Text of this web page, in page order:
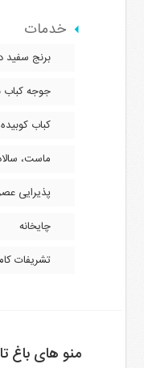
خدمات
برنج سفید
جوجه کباب
کباب
ماست،
پذیرایی
چایخانه
تشریفات
منو های باغ